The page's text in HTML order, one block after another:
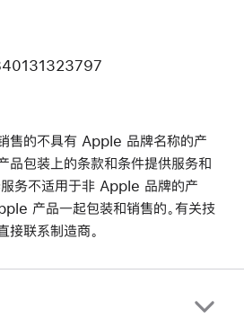
售的不具有 Apple 品牌名称的产
品包装上的条款和条件提供服务和
务不适用于非 Apple 品牌的产
产品一起包装和销售的。有关技
接联系制造商。